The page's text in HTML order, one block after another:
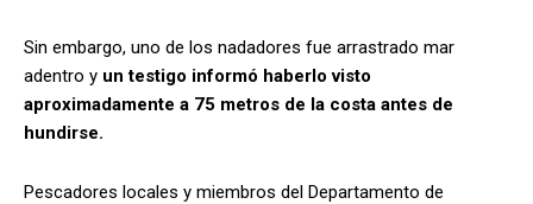
Sin embargo, uno de los nadadores fue arrastrado mar
adentro y un testigo informó haberlo visto
aproximadamente a 75 metros de la costa antes de
hundirse.
Pescadores locales y miembros del Departamento de